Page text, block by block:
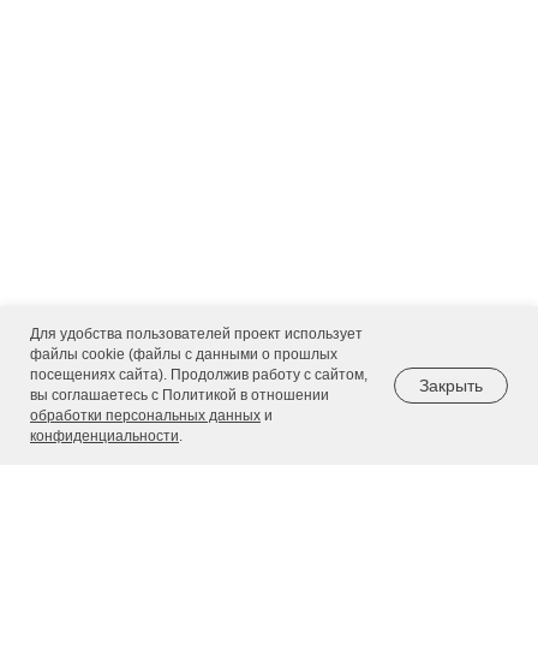
Для удобства пользователей проект использует
файлы cookie (файлы с данными о прошлых
посещениях сайта). Продолжив работу с сайтом,
вы соглашаетесь с Политикой в отношении
обработки персональных данных и
конфиденциальности.
Закрыть